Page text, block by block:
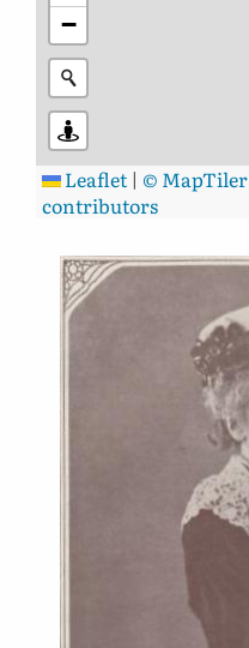
−
Leaflet | © MapTiler
contributors